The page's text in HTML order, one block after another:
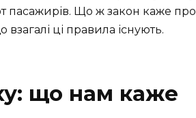
пасажирів. Що ж закон каже про
ці правила існують.
що нам каже